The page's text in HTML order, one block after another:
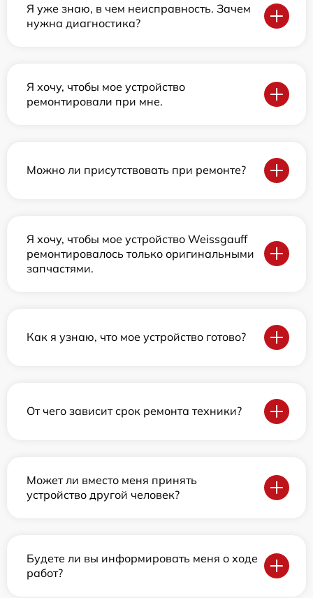
Я уже знаю, в чем неисправность. Зачем
нужна диагностика?
Я хочу, чтобы мое устройство
ремонтировали при мне.
Можно ли присутствовать при ремонте?
Я хочу, чтобы мое устройство Weissgauff
ремонтировалось только оригинальными
запчастями.
Как я узнаю, что мое устройство готово?
От чего зависит срок ремонта техники?
Может ли вместо меня принять
устройство другой человек?
Будете ли вы информировать меня о ходе
работ?